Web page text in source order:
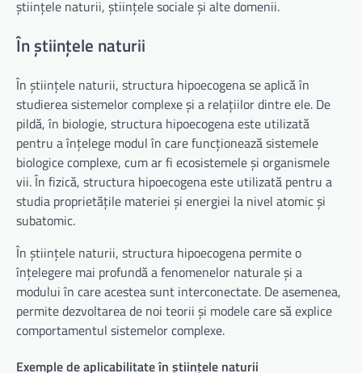
științele naturii, științele sociale și alte domenii.
În științele naturii
În științele naturii, structura hipoecogena se aplică în
studierea sistemelor complexe și a relațiilor dintre ele. De
pildă, în biologie, structura hipoecogena este utilizată
pentru a înțelege modul în care funcționează sistemele
biologice complexe, cum ar fi ecosistemele și organismele
vii. În fizică, structura hipoecogena este utilizată pentru a
studia proprietățile materiei și energiei la nivel atomic și
subatomic.
În științele naturii, structura hipoecogena permite o
înțelegere mai profundă a fenomenelor naturale și a
modului în care acestea sunt interconectate. De asemenea,
permite dezvoltarea de noi teorii și modele care să explice
comportamentul sistemelor complexe.
Exemple de aplicabilitate în științele naturii